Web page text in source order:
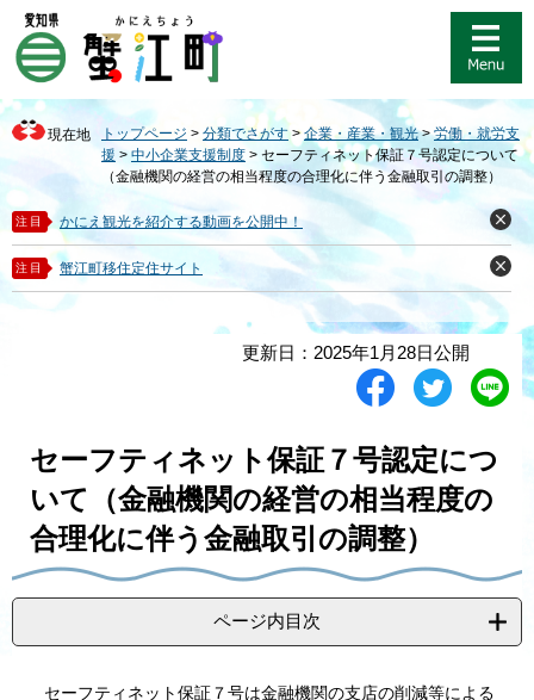
ジ
先
頭
で
。
ュ
を
飛
ば
て
本
文
へ
現在地 トップページ > 分類でさがす >企業・産業・観光 >労働・就労支
援 >中小企業支援制度 > セーフティネット保証７号認定について
（金融機関の経営の相当程度の合理化に伴う金融取引の調整）
注目 かにえ観光を紹介する動画を公開中！
閉
じ
る
注目 蟹江町移住定住サイト
閉
じ
る
更新日：2025年1月28日公開
シ
す
る
ツ
ト
す
る
L
セーフティネット保証７号認定につ
いて（金融機関の経営の相当程度の
合理化に伴う金融取引の調整）
ページ内目次
セーフティネット保証７号は金融機関の支店の削減等による